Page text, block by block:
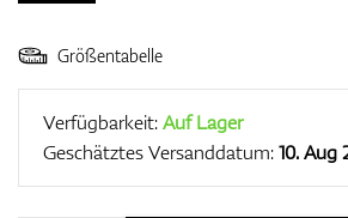
Größentabelle
Verfügbarkeit:Auf Lager
Geschätztes Versanddatum:10. Aug